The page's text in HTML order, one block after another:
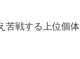
苦戦する上位個体